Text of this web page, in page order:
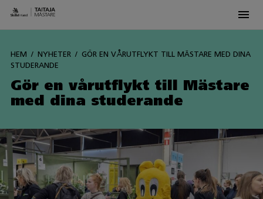
HEM NYHETER
GÖR EN VÅRUTFLYKT TILL MÄSTARE MED DINA
STUDERANDE
Gör en vårutflykt till Mästare
med dina studerande